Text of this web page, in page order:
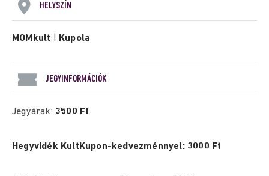
HELYSZÍN
MOMkult Kupola
JEGYINFORMÁCIÓK
Jegyárak: 3500 Ft
Hegyvidék KultKupon-kedvezménnyel: 3000 Ft